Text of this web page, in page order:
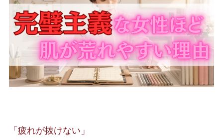
「疲れが抜けない」